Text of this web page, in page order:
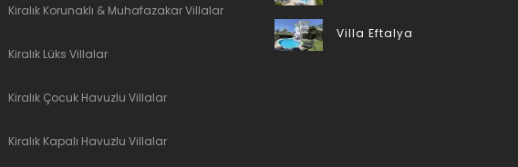
Kiralık Korunaklı & Muhafazakar Villalar
Kiralık Lüks Villalar
Kiralık Çocuk Havuzlu Villalar
Kiralık Kapalı Havuzlu Villalar
Villa Eftalya